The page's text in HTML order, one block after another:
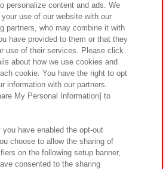
ン
テナビリティ サイトポリシー
ウェブアクセシビリティ方針と検証結果
もに
方針 よくあるご質問・お問い合わせ
personalize content and ads. We
use of our website with our
partners, who may combine it with
have provided to them or that they
use of their services. Please click
about how we use cookies and
cookie. You have the right to opt
information with our partners.
My Personal Information] to
have enabled the opt-out
choose to allow the sharing of
on the following setup banner,
consented to the sharing